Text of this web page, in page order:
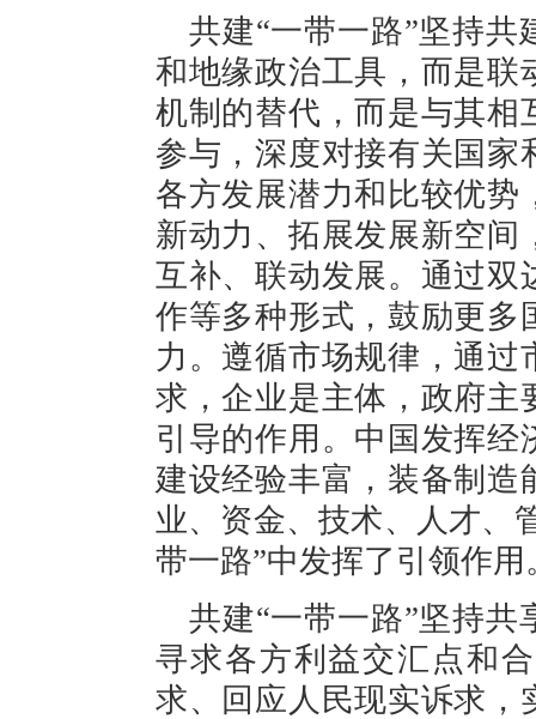
共建“一带一路”坚持
和地缘政治工具，而是联
机制的替代，而是与其相
参与，深度对接有关国家
各方发展潜力和比较优势
新动力、拓展发展新空间
互补、联动发展。通过双
作等多种形式，鼓励更多
力。遵循市场规律，通
求，企业是主体，政府主
引导的作用。中国发挥
建设经验丰富，装备制造
业、资金、技术、人才、
带一路”中发挥了引领作用
共建“一带一路”坚持
寻求各方利益交汇点和
求、回应人民现实诉求，